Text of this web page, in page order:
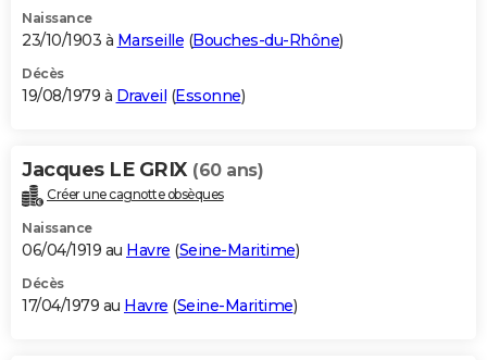
Naissance
23/10/1903 à Marseille (Bouches-du-Rhône)
Décès
19/08/1979 à Draveil (Essonne)
Jacques LE GRIX (60 ans)
Créer une cagnotte obsèques
Naissance
06/04/1919 au Havre (Seine-Maritime)
Décès
17/04/1979 au Havre (Seine-Maritime)